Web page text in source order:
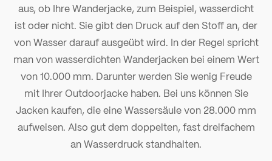
aus, ob Ihre Wanderjacke, zum Beispiel, wasserdicht
ist oder nicht. Sie gibt den Druck auf den Stoff an, der
von Wasser darauf ausgeübt wird. In der Regel spricht
man von wasserdichten Wanderjacken bei einem Wert
von 10.000 mm. Darunter werden Sie wenig Freude
mit Ihrer Outdoorjacke haben. Bei uns können Sie
Jacken kaufen, die eine Wassersäule von 28.000 mm
aufweisen. Also gut dem doppelten, fast dreifachem
an Wasserdruck standhalten.